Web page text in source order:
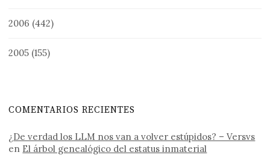
2006 (442)
2005 (155)
COMENTARIOS RECIENTES
¿De verdad los LLM nos van a volver estúpidos? – Versvs
en El árbol genealógico del estatus inmaterial